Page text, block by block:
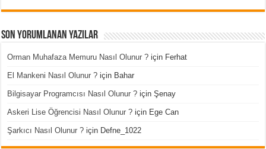
Son Yorumlanan Yazılar
Orman Muhafaza Memuru Nasıl Olunur ? için Ferhat
El Mankeni Nasıl Olunur ? için Bahar
Bilgisayar Programcısı Nasıl Olunur ? içinŞenay
Askeri Lise Öğrencisi Nasıl Olunur ? için Ege Can
Şarkıcı Nasıl Olunur ? için Defne_1022